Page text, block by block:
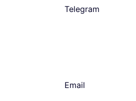
Telegram
Email